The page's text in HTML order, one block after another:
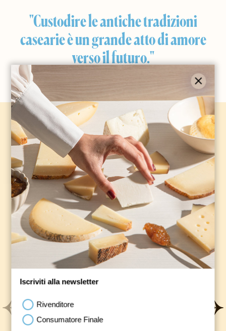
"Custodire le antiche tradizioni
casearie è un grande atto di amore
verso il futuro."
Hai già visto tutti i nostri
prodotti?
Burrata e stracciatella
Iscriviti alla newsletter
Rivenditore
Consumatore Finale